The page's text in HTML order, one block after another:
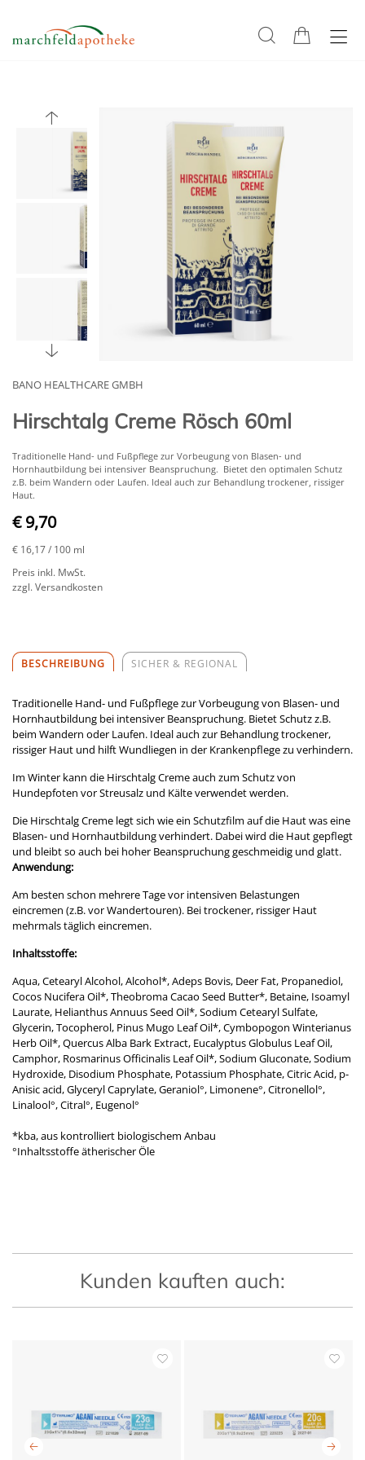
BANO HEALTHCARE GMBH
Hirschtalg Creme Rösch 60ml
Traditionelle Hand- und Fußpflege zur Vorbeugung von Blasen- und
Hornhautbildung bei intensiver Beanspruchung. Bietet den optimalen Schutz
z.B. beim Wandern oder Laufen. Ideal auch zur Behandlung trockener, rissiger
Haut.
€ 9,70
€ 16,17/ 100 ml
Preis inkl. MwSt.
zzgl. Versandkosten
BESCHREIBUNG SICHER & REGIONAL
Traditionelle Hand- und Fußpflege zur Vorbeugung von Blasen- und
Hornhautbildung bei intensiver Beanspruchung. Bietet Schutz z.B.
beim Wandern oder Laufen. Ideal auch zur Behandlung trockener,
rissiger Haut und hilft Wundliegen in der Krankenpflege zu verhindern.
Im Winter kann die Hirschtalg Creme auch zum Schutz von
Hundepfoten vor Streusalz und Kälte verwendet werden.
Die Hirschtalg Creme legt sich wie ein Schutzfilm auf die Haut was eine
Blasen- und Hornhautbildung verhindert. Dabei wird die Haut gepflegt
und bleibt so auch bei hoher Beanspruchung geschmeidig und glatt.
Anwendung:
Am besten schon mehrere Tage vor intensiven Belastungen
eincremen (z.B. vor Wandertouren). Bei trockener, rissiger Haut
mehrmals täglich eincremen.
Inhaltsstoffe:
Aqua, Cetearyl Alcohol, Alcohol*, Adeps Bovis, Deer Fat, Propanediol,
Cocos Nucifera Oil*, Theobroma Cacao Seed Butter*, Betaine, Isoamyl
Laurate, Helianthus Annuus Seed Oil*, Sodium Cetearyl Sulfate,
Glycerin, Tocopherol, Pinus Mugo Leaf Oil*, Cymbopogon Winterianus
Herb Oil*, Quercus Alba Bark Extract, Eucalyptus Globulus Leaf Oil,
Camphor, Rosmarinus Officinalis Leaf Oil*, Sodium Gluconate, Sodium
Hydroxide, Disodium Phosphate, Potassium Phosphate, Citric Acid, p-
Anisic acid, Glyceryl Caprylate, Geraniol°, Limonene°, Citronellol°,
Linalool°, Citral°, Eugenol°
*kba, aus kontrolliert biologischem Anbau
°Inhaltsstoffe ätherischer Öle
Kunden kauften auch: